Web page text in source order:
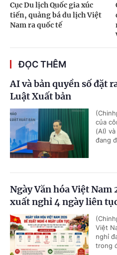
Cục Du lịch Quốc gia xúc
tiến, quảng bá du lịch Việt
Nam ra quốc tế
ĐỌC THÊM
AI và bản quyền số đặt
Luật Xuất bản
của
(AI)
đang
Ngày Văn hóa Việt Nam
xuất nghỉ 4 ngày liên
Việt
nghỉ
trong